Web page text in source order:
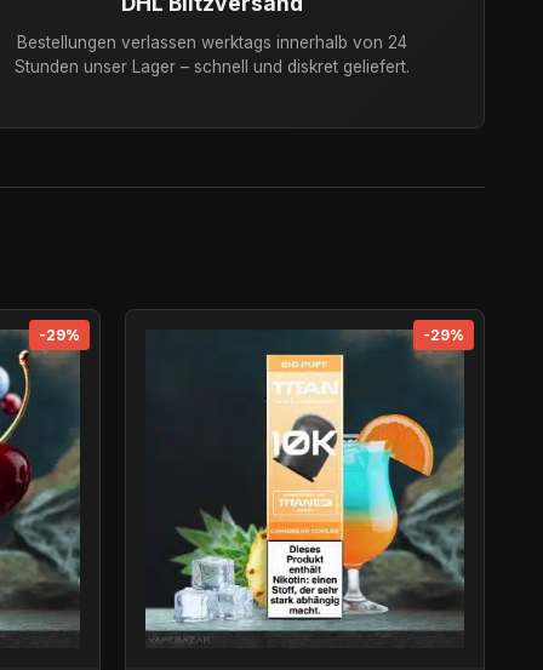
Bestellungen verlassen werktags innerhalb von 24
Stunden unser Lager – schnell und diskret geliefert.
-29% -29%